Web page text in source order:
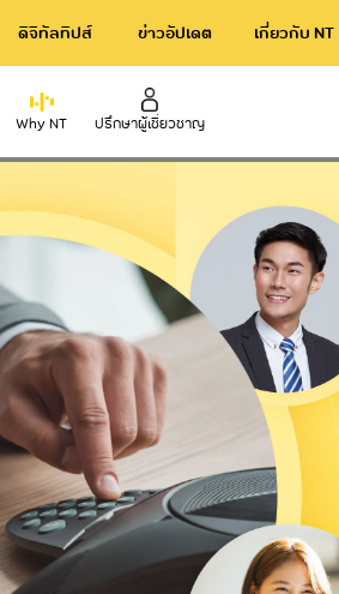
ดิจิทัลทิปส์ ข่าวอัปเดต เกี่ยวกับ NT
Why NT ปรึกษาผู้เชี่ยวชาญ
บริการ NT IIG
Datacom International Service
ค